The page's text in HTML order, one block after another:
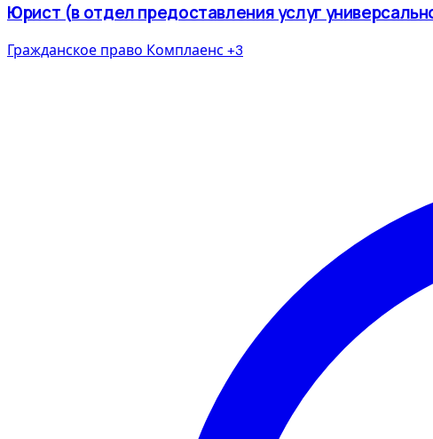
Юрист (в отдел предоставления услуг
Гражданское право Комплаенс +3